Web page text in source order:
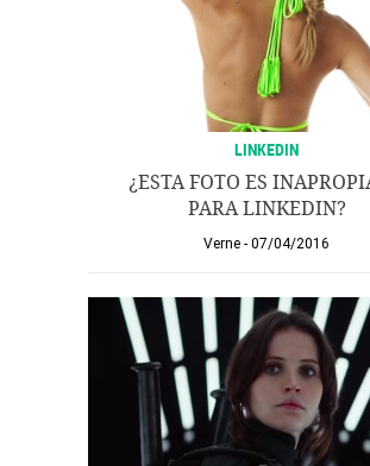
LINKEDIN
¿ESTA FOTO ES
PARA LINKEDIN?
Verne 07/04/2016